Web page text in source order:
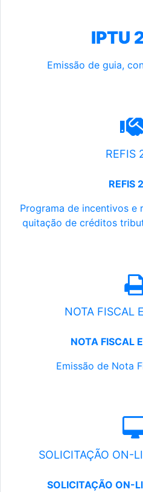
IPTU
Emissão de guia,
REFIS
REFIS
Programa de incentivos e
quitação de créditos
NOTA FISCAL
NOTA FISCAL
Emissão de Nota
SOLICITAÇÃO ON-
SOLICITAÇÃO ON-